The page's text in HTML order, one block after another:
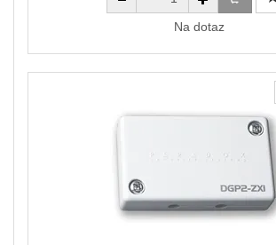
Na dotaz